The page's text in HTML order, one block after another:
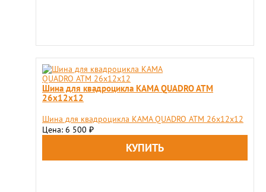
Шина для квадроцикла KAMA QUADRO ATM
26х12х12
Шина для квадроцикла KAMA QUADRO ATM 26х12х12
Цена: 6 500 ₽